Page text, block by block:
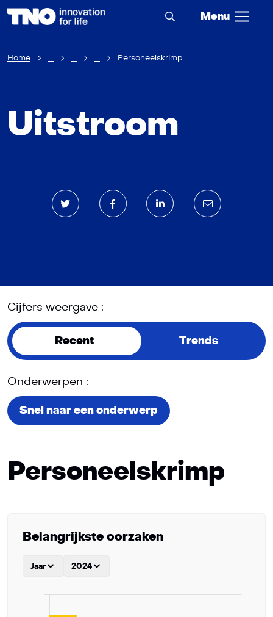
Menu
Home ... ... ... Personeelskrimp
Uitstroom
Cijfers weergave :
Recent Trends
Onderwerpen :
Snel naar een onderwerp
Personeelskrimp
Belangrijkste oorzaken
Jaar 2024